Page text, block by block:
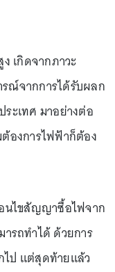
เกิดจากภาวะ
ณ์จากการได้รับผลก
ะเทศ มาอย่างต่อ
องการไฟฟ้าก็ต้อง
นไขสัญญาซื้อไฟจาก
รถทำได้ ด้วยการ
ไป แต่สุดท้ายแล้ว